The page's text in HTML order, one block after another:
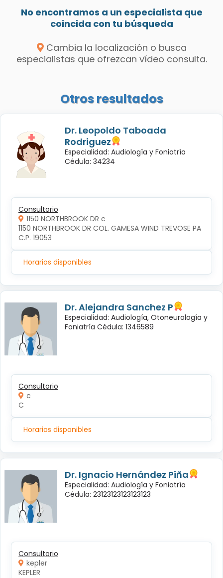
No encontramos a un especialista que
coincida con tu búsqueda
Cambia la localización o busca
especialistas que ofrezcan vídeo consulta.
Otros resultados
Dr. Leopoldo Taboada
Rodriguez
Especialidad: Audiología y Foniatría
Cédula: 34234
Consultorio
1150 NORTHBROOK DR c
1150 NORTHBROOK DR COL. GAMESA WIND TREVOSE PA
C.P. 19053
Horarios disponibles
Dr. Alejandra Sanchez P
Especialidad: Audiología, Otoneurología y
Foniatría Cédula: 1346589
Consultorio
c
C
Horarios disponibles
Dr. Ignacio Hernández Piña
Especialidad: Audiología y Foniatría
Cédula: 23123123123123123
Consultorio
kepler
KEPLER